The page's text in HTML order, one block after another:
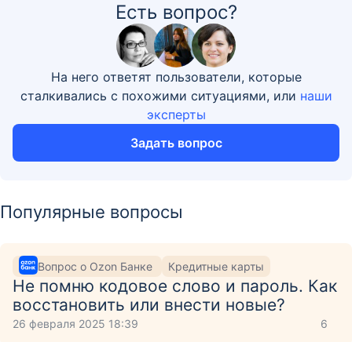
Есть вопрос?
На него ответят пользователи, которые
сталкивались с похожими ситуациями, или наши
эксперты
Задать вопрос
Популярные вопросы
Вопрос о Ozon Банке Кредитные карты
Не помню кодовое слово и пароль. Как
восстановить или внести новые?
26 февраля 2025 18:39 6